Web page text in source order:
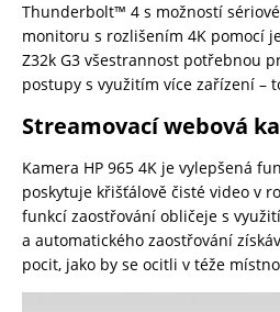
Thunderbolt™ 4 s možností
monitoru s rozlišením 4K pomocí
Z32k G3 všestrannost potřebnou
postupy s využitím více zařízení –
Streamovací webová
Kamera HP 965 4K je vylepšená
poskytuje křišťálově čisté video v
funkcí zaostřování obličeje s
a automatického zaostřování
pocit, jako by se ocitli v téže